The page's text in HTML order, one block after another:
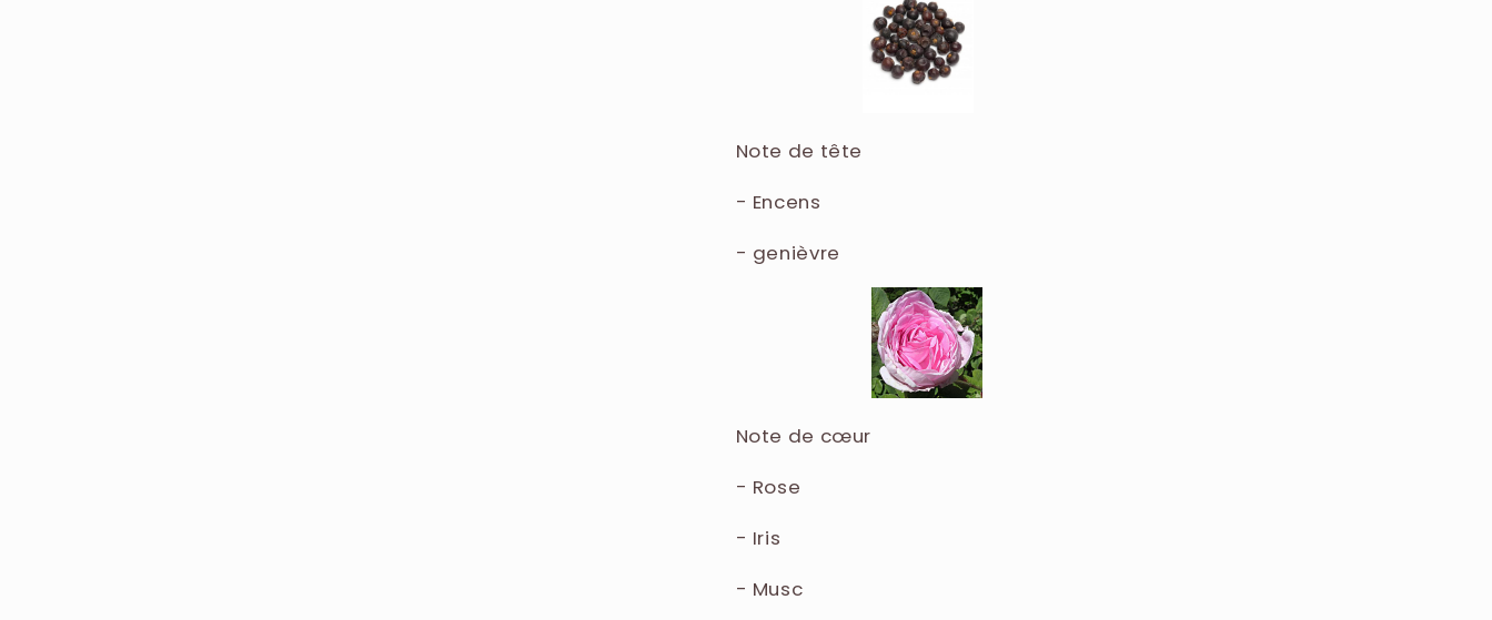
Note de tête
- Encens
- genièvre
Note de cœur
- Rose
- Iris
- Musc